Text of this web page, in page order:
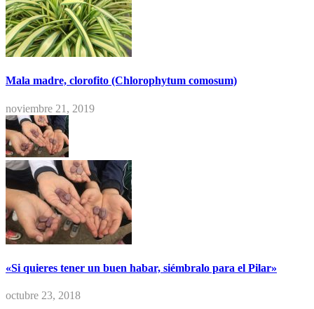
Mala madre, clorofito (Chlorophytum comosum)
noviembre 21, 2019
«Si quieres tener un buen habar, siémbralo para el Pilar»
octubre 23, 2018